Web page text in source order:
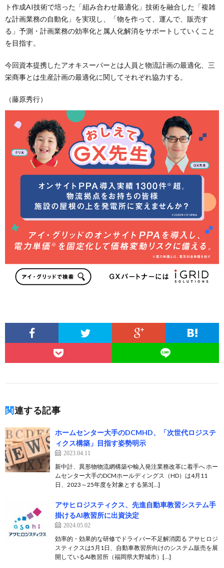
ト作成AI技術で培った「組み合わせ最適化」技術を融合した「複雑
な計画業務の自動化」を実現し、「物を作って、運んで、販売す
る」予測・計画業務の効率化と属人化解消をサポートしていくこと
を目指す。
今回資本提携したアオキスーパーとは人員と物流計画の最適化、三
栄商事とは生産計画の最適化に関してそれぞれ協力する。
（藤原秀行）
関連する記事
ホームセンター大手のDCMHD、「次世代ロジステ
ィクス構築」目指す姿勢明示
2023.04.11
新中計、異形物物流網構築や輸入発注業務改革に着手へ ホー
ムセンター大手のDCMホールディングス（HD）は4月11
日、2023～25年度を対象とする第3[…]
アサヒロジスティクス、先進自動車教習システム手
掛けるAI教習所に出資決定
2024.05.02
効率的・効果的な研修でドライバー不足解消図る アサヒロジ
スティクスは5月1日、自動車教習所向けのシステム販売を展
開しているAI教習所（福岡県大野城市）[…]